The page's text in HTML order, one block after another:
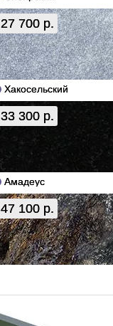
27 700 р.
Хакосельский
33 300 р.
Амадеус
47 100 р.